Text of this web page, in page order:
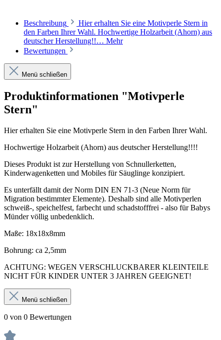
Beschreibung
Hier erhalten Sie eine Motivperle Stern in
den Farben Ihrer Wahl. Hochwertige Holzarbeit (Ahorn) aus
deutscher Herstellung!!… Mehr
Bewertungen
Menü schließen
Produktinformationen "Motivperle
Stern"
Hier erhalten Sie eine Motivperle Stern in den Farben Ihrer Wahl.
Hochwertige Holzarbeit (Ahorn) aus deutscher Herstellung!!!!
Dieses Produkt ist zur Herstellung von Schnullerketten,
Kinderwagenketten und Mobiles für Säuglinge konzipiert.
Es unterfällt damit der Norm DIN EN 71-3 (Neue Norm für
Migration bestimmter Elemente). Deshalb sind alle Motivperlen
schweiß-, speichelfest, farbecht und schadstofffrei - also für Babys
Münder völlig unbedenklich.
Maße: 18x18x8mm
Bohrung: ca 2,5mm
ACHTUNG: WEGEN VERSCHLUCKBARER KLEINTEILE
NICHT FÜR KINDER UNTER 3 JAHREN GEEIGNET!
Menü schließen
0 von 0 Bewertungen